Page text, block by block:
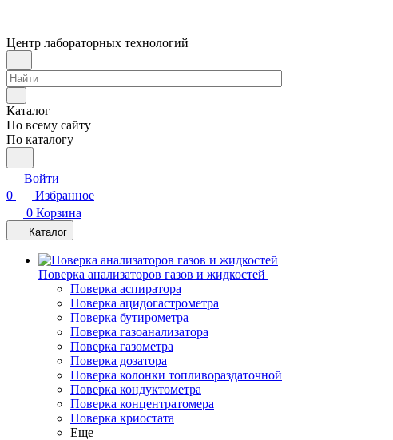
Центр лабораторных технологий
Каталог
По всему сайту
По каталогу
Войти
0
Избранное
0 Корзина
Каталог
Поверка анализаторов газов и жидкостей
Поверка аспиратора
Поверка ацидогастрометра
Поверка бутирометра
Поверка газоанализатора
Поверка газометра
Поверка дозатора
Поверка колонки топливораздаточной
Поверка кондуктометра
Поверка концентратомера
Поверка криостата
Еще